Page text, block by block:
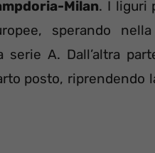
Milan. I liguri
sperando
serie A. Dall’altra
posto, riprendendo